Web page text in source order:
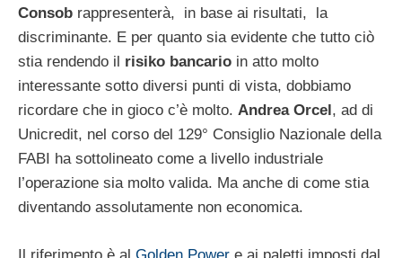
Consob rappresenterà, in base ai risultati, la
discriminante. E per quanto sia evidente che tutto ciò
stia rendendo il risiko bancario in atto molto
interessante sotto diversi punti di vista, dobbiamo
ricordare che in gioco c’è molto. Andrea Orcel , ad di
Unicredit, nel corso del 129° Consiglio Nazionale della
FABI ha sottolineato come a livello industriale
l’operazione sia molto valida. Ma anche di come stia
diventando assolutamente non economica.